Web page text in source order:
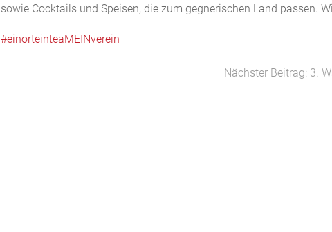
sowie Cocktails und Speisen, die zum gegnerischen Land passen.
#einorteinteaMEINverein
Nächster Beitrag: 3.